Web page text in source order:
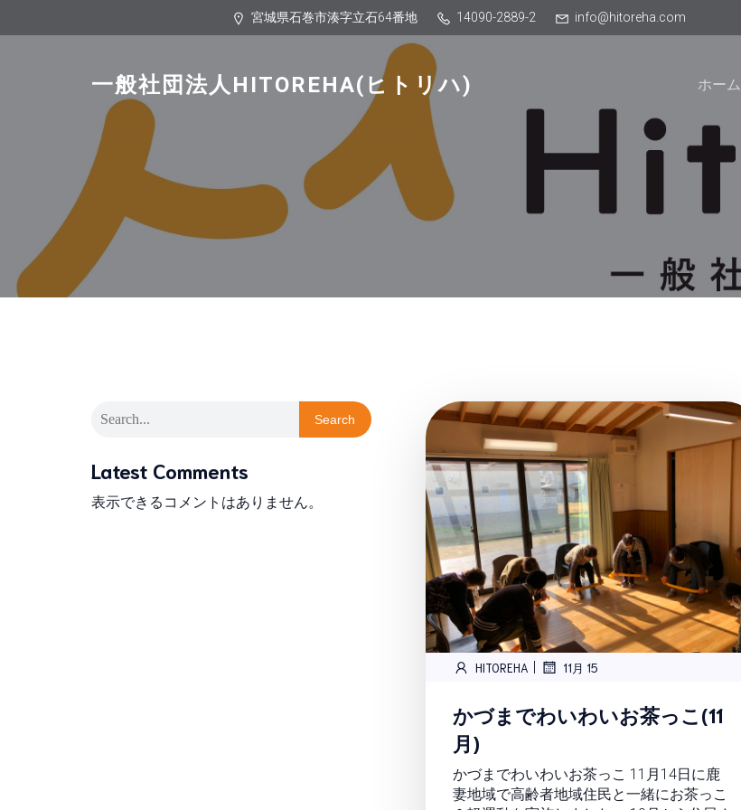
宮城県石巻市湊字立石64番地 14090-2889-2 info@hitoreha.com
一般社団法人HITOREHA(ヒトリハ) ホーム
Search
Latest Comments
表示できるコメントはありません。
HITOREHA 11月 15
かづまでわいわいお茶っこ(11
月)
かづまでわいわいお茶っこ 11月14日に鹿
妻地域で高齢者地域住民と一緒にお茶っこ